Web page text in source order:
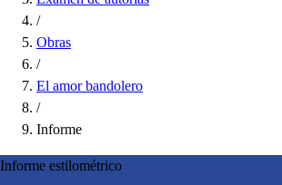
/
Obras
/
El amor bandolero
/
Informe
Informe estilométrico